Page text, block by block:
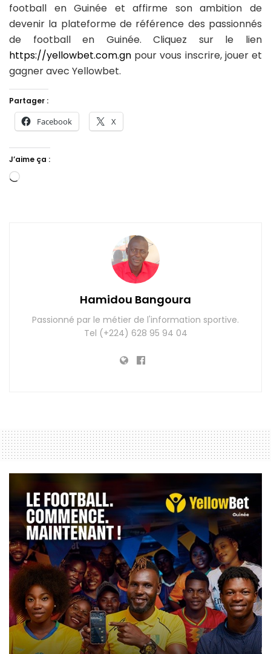
football en Guinée et affirme son ambition de
devenir la plateforme de référence des passionnés
de football en Guinée. Cliquez sur le lien
https://yellowbet.com.gn pour vous inscrire, jouer et
gagner avec Yellowbet.
Partager :
Facebook X
J’aime ça :
Chargement…
Hamidou Bangoura
Passionné par le métier de l'information sportive.
Tel (+224) 628 95 94 04